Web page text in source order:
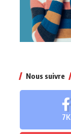
Nous suivre
7K